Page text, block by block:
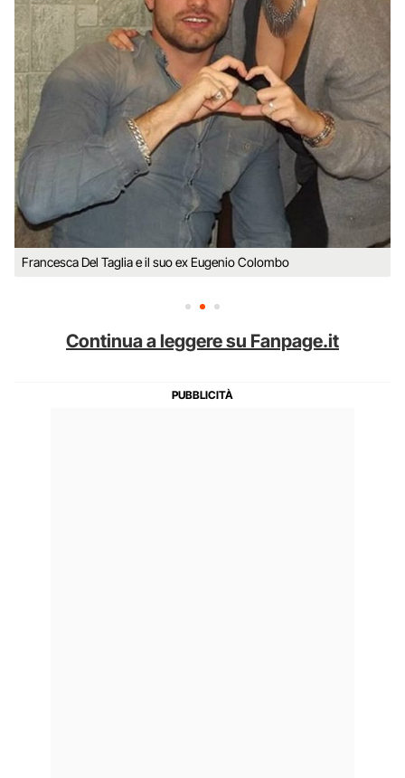
Francesca Del Taglia e il suo ex Eugenio Colombo
Continua a leggere su Fanpage.it